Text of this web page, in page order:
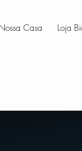
Casa Loja